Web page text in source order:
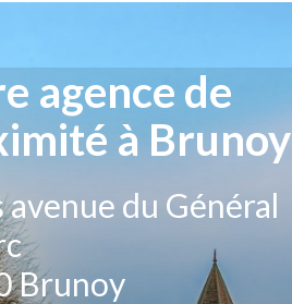
agence de
à Brunoy
avenue du Général
Brunoy